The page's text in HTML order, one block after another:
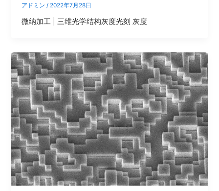
アドミン/ 2022年7月28日
微纳加工 | 三维光学结构灰度光刻 灰度